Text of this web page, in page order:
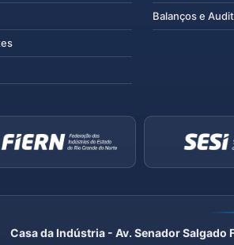
Balanços e
Casa da Indústria - Av. Senador